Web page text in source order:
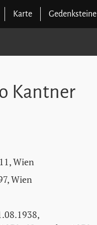
Karte Gedenksteine
Kantner
Wien
Wien